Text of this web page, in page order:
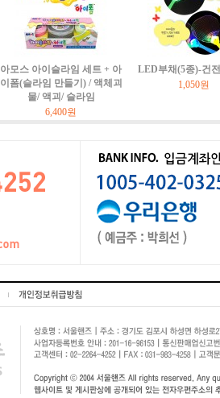
아모스 아이슬라임 세트 + 아
이폼(슬라임 만들기) / 액체괴
물/ 액괴/ 슬라임
6,400원
LED부채(5종)-건
1,050원